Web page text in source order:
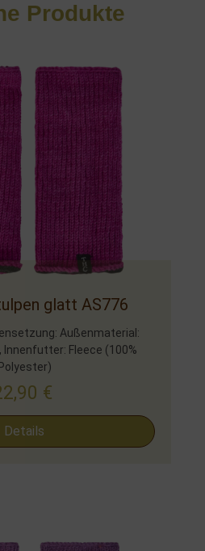
Produkte
glatt AS776
Außenmaterial:
Innenfutter: Fleece (100%
Polyester)
€
Details